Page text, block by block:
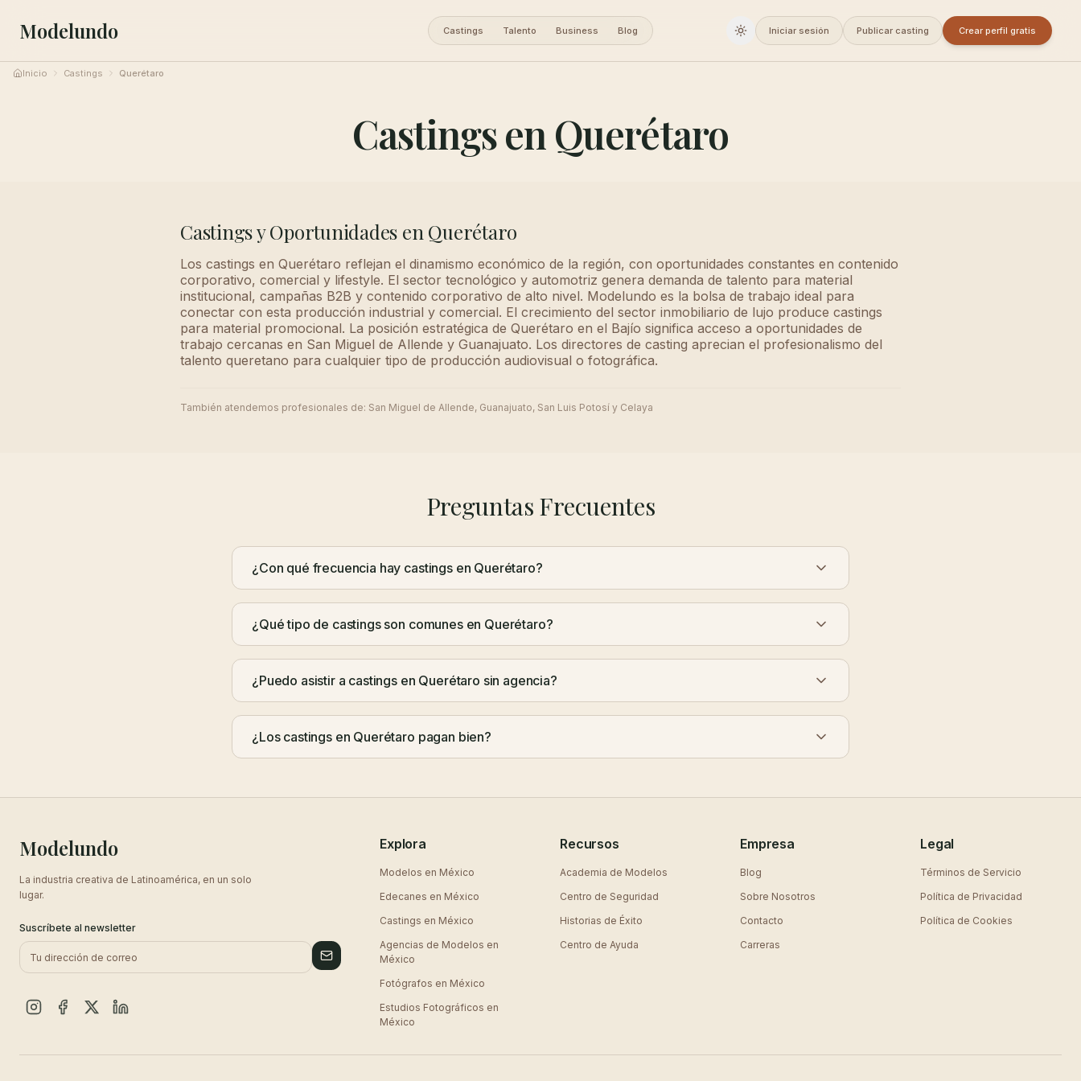
Modelundo Castings Talento Business Blog Cambiar a oscuro
Iniciar sesión Publicar casting Crear perfil gratis
Inicio Castings Querétaro
Castings en Querétaro
Castings y Oportunidades en Querétaro
Los castings en Querétaro reflejan el dinamismo económico de la región, con oportunidades constantes en contenido
corporativo, comercial y lifestyle. El sector tecnológico y automotriz genera demanda de talento para material
institucional, campañas B2B y contenido corporativo de alto nivel. Modelundo es la bolsa de trabajo ideal para
conectar con esta producción industrial y comercial. El crecimiento del sector inmobiliario de lujo produce castings
para material promocional. La posición estratégica de Querétaro en el Bajío significa acceso a oportunidades de
trabajo cercanas en San Miguel de Allende y Guanajuato. Los directores de casting aprecian el profesionalismo del
talento queretano para cualquier tipo de producción audiovisual o fotográfica.
También atendemos profesionales de: San Miguel de Allende, Guanajuato, San Luis Potosí y Celaya
Preguntas Frecuentes
¿Con qué frecuencia hay castings en Querétaro?
¿Qué tipo de castings son comunes en Querétaro?
¿Puedo asistir a castings en Querétaro sin agencia?
¿Los castings en Querétaro pagan bien?
Modelundo
La industria creativa de Latinoamérica, en un solo
lugar.
Suscríbete al newsletter
Explora
Modelos en México
Edecanes en México
Castings en México
Agencias de Modelos en
México
Fotógrafos en México
Estudios Fotográficos en
México
Recursos
Academia de Modelos
Centro de Seguridad
Historias de Éxito
Centro de Ayuda
Empresa
Blog
Sobre Nosotros
Contacto
Carreras
Legal
Términos de Servicio
Política de Privacidad
Política de Cookies